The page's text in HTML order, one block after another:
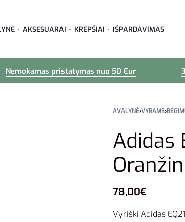
AKSESUARAI KREPŠIAI IŠPARDAVIMAS
Nemokamas pristatymas nuo 50 Eur
AVALYNĖ›VYRAMS›
Adidas
78,00€
Vyriški Adidas